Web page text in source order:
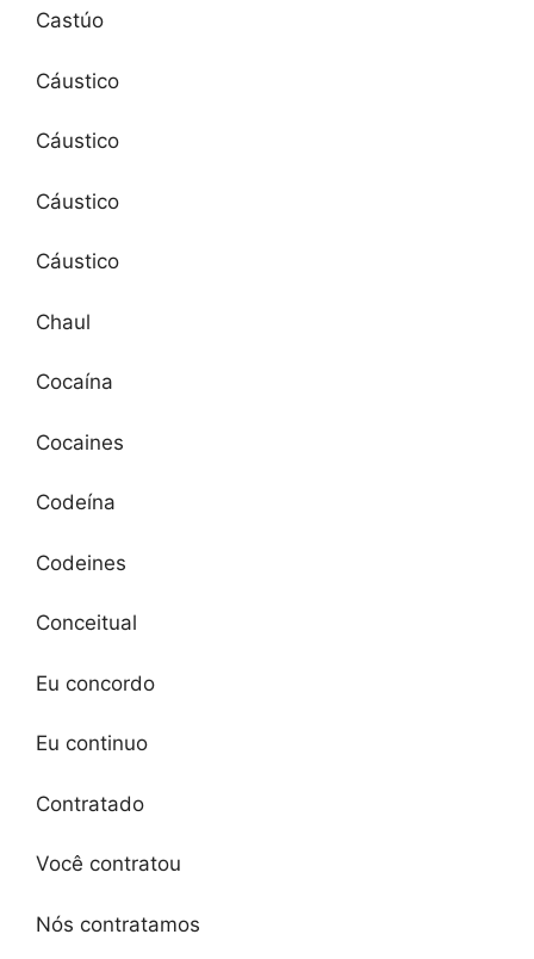
Castúo
Cáustico
Cáustico
Cáustico
Cáustico
Chaul
Cocaína
Cocaines
Codeína
Codeines
Conceitual
Eu concordo
Eu continuo
Contratado
Você contratou
Nós contratamos